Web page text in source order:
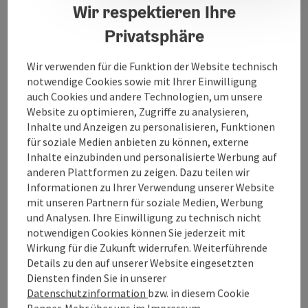
Mitglieder veranstalten viele, vor allem kulturelle,
Kontakt
Öffnungszeiten
Anreise/Lage
Eignung
Barrierefreiheit
Wir respektieren Ihre
Privatsphäre
Wir verwenden für die Funktion der Website technisch
notwendige Cookies sowie mit Ihrer Einwilligung
auch Cookies und andere Technologien, um unsere
Website zu optimieren, Zugriffe zu analysieren,
Inhalte und Anzeigen zu personalisieren, Funktionen
für soziale Medien anbieten zu können, externe
Inhalte einzubinden und personalisierte Werbung auf
anderen Plattformen zu zeigen. Dazu teilen wir
Informationen zu Ihrer Verwendung unserer Website
mit unseren Partnern für soziale Medien, Werbung
und Analysen. Ihre Einwilligung zu technisch nicht
notwendigen Cookies können Sie jederzeit mit
Wirkung für die Zukunft widerrufen. Weiterführende
Details zu den auf unserer Website eingesetzten
Diensten finden Sie in unserer
Datenschutzinformation bzw. in diesem Cookie